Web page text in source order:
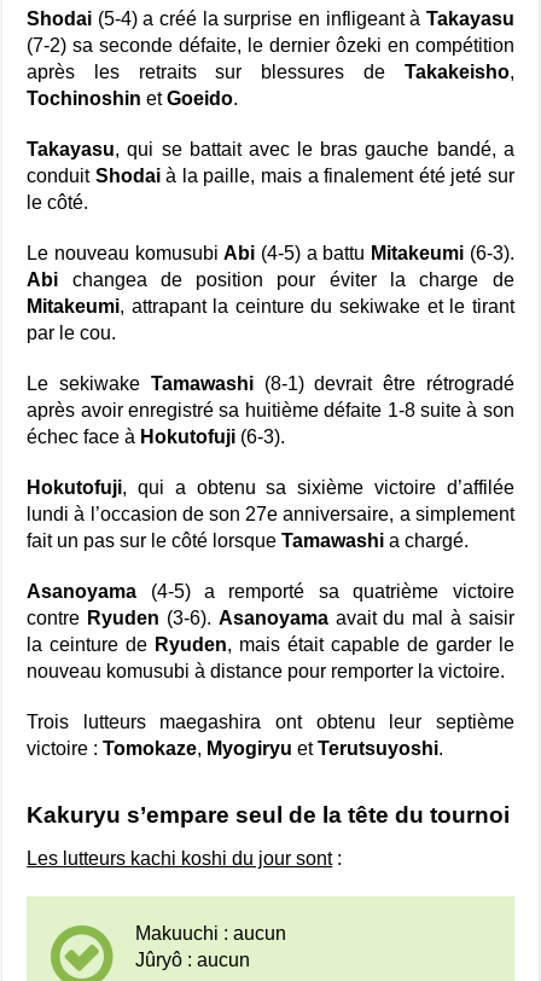
Shodai (5-4) a créé la surprise en infligeant à Takayasu
(7-2) sa seconde défaite, le dernier ôzeki en compétition
après les retraits sur blessures de Takakeisho,
Tochinoshin etGoeido.
Takayasu, qui se battait avec le bras gauche bandé, a
conduit Shodaià la paille, mais a finalement été jeté sur
le côté.
Le nouveau komusubiAbi (4-5) a battu Mitakeumi (6-3).
Abi changea de position pour éviter la charge de
Mitakeumi, attrapant la ceinture du sekiwake et le tirant
par le cou.
Le sekiwake Tamawashi(8-1) devrait être rétrogradé
après avoir enregistré sa huitième défaite 1-8 suite à son
échec face à Hokutofuji (6-3).
Hokutofuji, qui a obtenu sa sixième victoire d’affilée
lundi à l’occasion de son 27e anniversaire, a simplement
fait un pas sur le côté lorsqueTamawashi a chargé.
Asanoyama (4-5) a remporté sa quatrième victoire
contre Ryuden (3-6). Asanoyamaavait du mal à saisir
la ceinture de Ryuden, mais était capable de garder le
nouveau komusubi à distance pour remporter la victoire.
Trois lutteurs maegashira ont obtenu leur septième
victoire :Tomokaze, Myogiryu etTerutsuyoshi.
Kakuryu s’empare seul de la tête du tournoi
Les lutteurs kachi koshi du jour sont:
Makuuchi : aucun
Jûryô : aucun